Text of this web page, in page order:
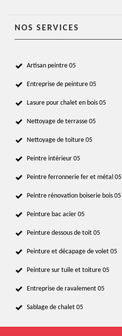
NOS SERVICES
Artisan peintre 05
Entreprise de peinture 05
Lasure pour chalet en bois 05
Nettoyage de terrasse 05
Nettoyage de toiture 05
Peintre intérieur 05
Peintre ferronnerie fer et métal 05
Peintre rénovation boiserie bois 05
Peinture bac acier 05
Peinture dessous de toit 05
Peinture et décapage de volet 05
Peinture sur tuile et toiture 05
Entreprise de ravalement 05
Sablage de chalet 05